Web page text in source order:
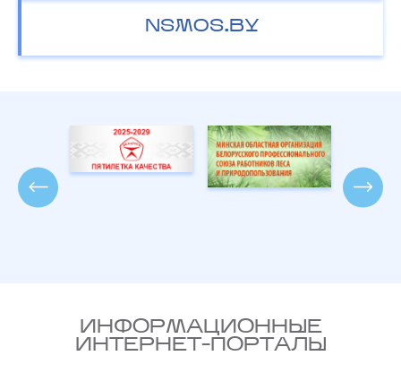
NSMOS.BY
ИНФОРМАЦИОННЫЕ
ИНТЕРНЕТ-ПОРТАЛЫ